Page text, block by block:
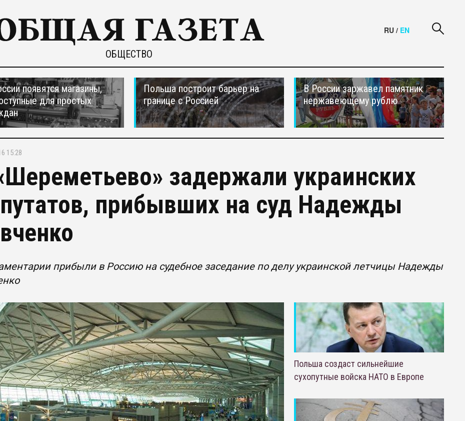
ОБЩЕСТВО
RU / EN
появятся магазины,
для простых
Польша построит барьер на
границе с Россией
В России заржавел памятник
нержавеющему рублю
15:28
задержали украинских
прибывших на суд Надежды
прибыли в Россию на судебное заседание по делу украинской летчицы Надежды
Польша создаст сильнейшие
сухопутные войска НАТО в Европе